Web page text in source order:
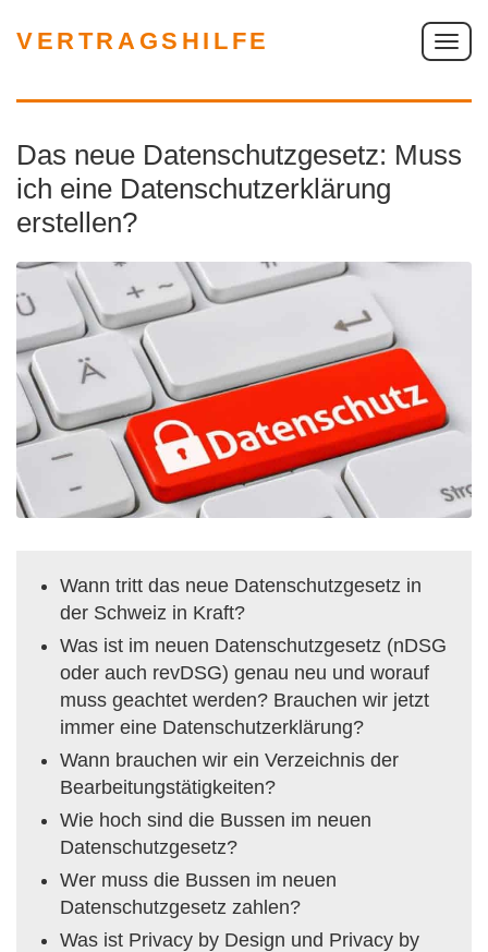
VERTRAGSHILFE
S
h
l
a
t
i
n
Das neue Datenschutzgesetz: Muss
ich eine Datenschutzerklärung
erstellen?
Wann tritt das neue Datenschutzgesetz in
der Schweiz in Kraft?
Was ist im neuen Datenschutzgesetz (nDSG
oder auch revDSG) genau neu und worauf
muss geachtet werden? Brauchen wir jetzt
immer eine Datenschutzerklärung?
Wann brauchen wir ein Verzeichnis der
Bearbeitungstätigkeiten?
Wie hoch sind die Bussen im neuen
Datenschutzgesetz?
Wer muss die Bussen im neuen
Datenschutzgesetz zahlen?
Was ist Privacy by Design und Privacy by